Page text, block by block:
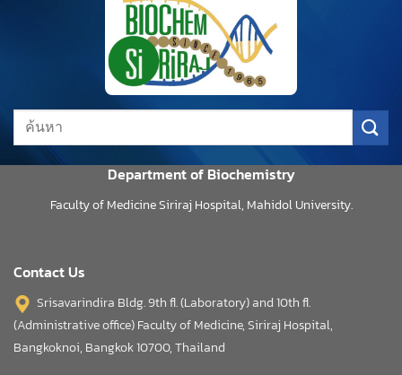
Department of Biochemistry
Faculty of Medicine Siriraj Hospital, Mahidol University.
Contact Us
Srisavarindira Bldg. 9th fl. (Laboratory) and 10th fl.
(Administrative office) Faculty of Medicine, Siriraj Hospital,
Bangkoknoi, Bangkok 10700, Thailand